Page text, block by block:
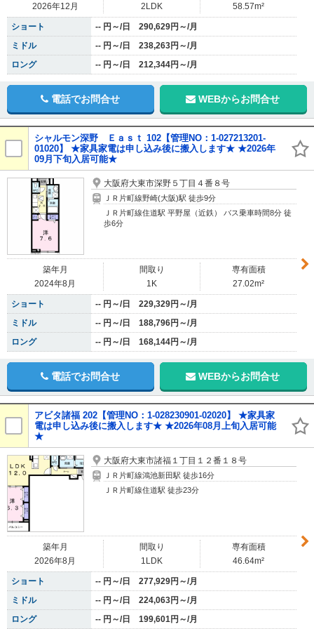
2026年12月 2LDK 58.57m²
ショート
-- 円～/日 290,629円～/月
ミドル
-- 円～/日 238,263円～/月
ロング
-- 円～/日 212,344円～/月
電話でお問合せ WEBからお問合せ
シャルモン深野 Ｅａｓｔ 102【管理NO：1-027213201-
01020】 ★家具家電は申し込み後に搬入します★ ★2026年
09月下旬入居可能★
大阪府大東市深野５丁目４番８号
ＪＲ片町線野崎(大阪)駅 徒歩9分
ＪＲ片町線住道駅 平野屋（近鉄） バス乗車時間8分 徒
歩6分
築年月
2024年8月
間取り
1K
専有面積
27.02m²
ショート
-- 円～/日 229,329円～/月
ミドル
-- 円～/日 188,796円～/月
ロング
-- 円～/日 168,144円～/月
電話でお問合せ WEBからお問合せ
アビタ諸福 202【管理NO：1-028230901-02020】 ★家具家
電は申し込み後に搬入します★ ★2026年08月上旬入居可能
★
大阪府大東市諸福１丁目１２番１８号
ＪＲ片町線鴻池新田駅 徒歩16分
ＪＲ片町線住道駅 徒歩23分
築年月
2026年8月
間取り
1LDK
専有面積
46.64m²
ショート
-- 円～/日 277,929円～/月
ミドル
-- 円～/日 224,063円～/月
ロング
-- 円～/日 199,601円～/月